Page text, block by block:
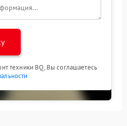
техники BQ, Вы соглашаетесь